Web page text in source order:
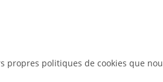
propres politiques de cookies que